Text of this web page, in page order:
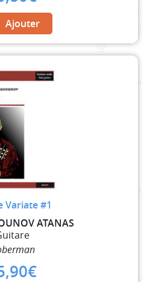
Ajouter
Variate #1
ATANAS
€